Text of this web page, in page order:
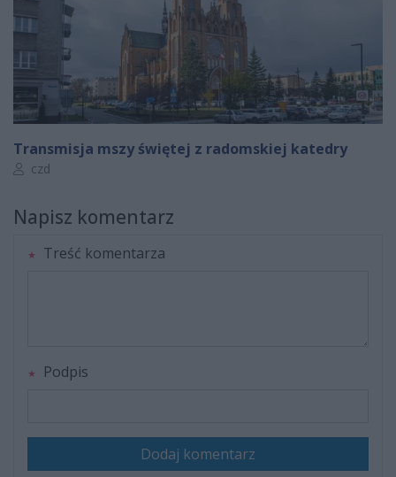
Transmisja mszy świętej z radomskiej katedry
Autor artykułu:
czd
Napisz komentarz
Treść komentarza
Podpis
Dodaj komentarz